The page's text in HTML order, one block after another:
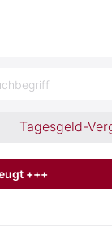
Tagesgeld-
+++